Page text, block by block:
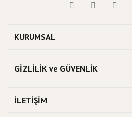
KURUMSAL
GİZLİLİK ve GÜVENLİK
İLETİŞİM